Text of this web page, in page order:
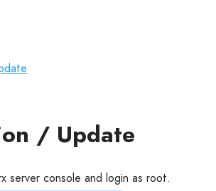
/ Update
server console and login as root.